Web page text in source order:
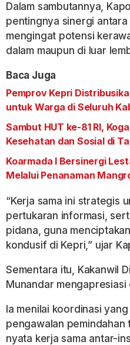
Dalam sambutannya,
pentingnya sinergi antara
mengingat potensi
dalam maupun di luar
Baca Juga
Pemprov Kepri
untuk Warga di Seluruh
Sambut HUT ke-81 RI,
Kesehatan dan Sosial di
Koarmada I Bersinergi
Melalui Penanaman
“Kerja sama ini strategis
pertukaran informasi,
pidana, guna
kondusif di Kepri,” ujar
Sementara itu, Kakanwil
Munandar
Ia menilai koordinasi
pengawalan pemindahan
nyata kerja sama antar-